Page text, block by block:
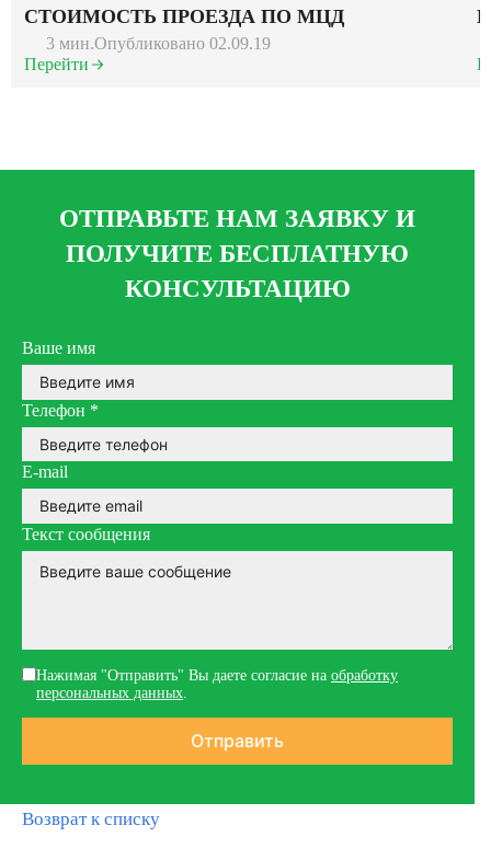
СТОИМОСТЬ ПРОЕЗДА ПО МЦД
3 мин.Опубликовано 02.09.19
Перейти
ОТПРАВЬТЕ НАМ ЗАЯВКУ И
ПОЛУЧИТЕ БЕСПЛАТНУЮ
КОНСУЛЬТАЦИЮ
Ваше имя
Телефон *
E-mail
Текст сообщения
Нажимая "Отправить" Вы даете согласие на обработку
персональных данных
Возврат к списку